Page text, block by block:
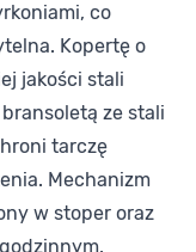
co
Kopertę o
jakości stali
ze stali
tarczę
Mechanizm
w stoper oraz